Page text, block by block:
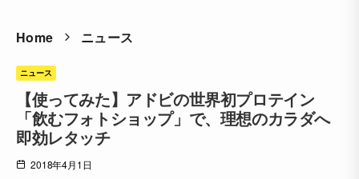
Home ニュース
ニュース
【使ってみた】アドビの世界初プロテイン
「飲むフォトショップ」で、理想のカラダへ
即効レタッチ
2018年4月1日